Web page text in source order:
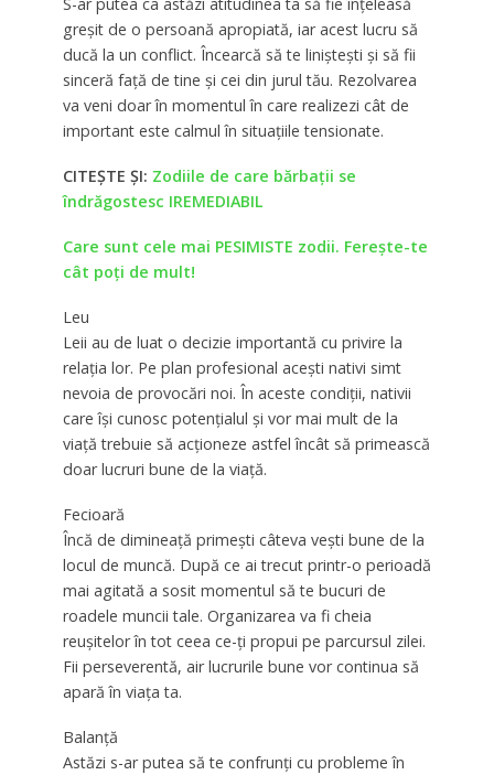
greșit de o persoană apropiată, iar acest lucru să
ducă la un conflict. Încearcă să te liniștești și să fii
sinceră față de tine și cei din jurul tău. Rezolvarea
va veni doar în momentul în care realizezi cât de
important este calmul în situațiile tensionate.
CITEȘTE ȘI: Zodiile de care bărbații se
îndrăgostesc IREMEDIABIL
Care sunt cele mai PESIMISTE zodii. Ferește-te
cât poți de mult!
Leu
Leii au de luat o decizie importantă cu privire la
relația lor. Pe plan profesional acești nativi simt
nevoia de provocări noi. În aceste condiții, nativii
care își cunosc potențialul și vor mai mult de la
viață trebuie să acționeze astfel încât să primească
doar lucruri bune de la viață.
Fecioară
Încă de dimineață primești câteva vești bune de la
locul de muncă. După ce ai trecut printr-o perioadă
mai agitată a sosit momentul să te bucuri de
roadele muncii tale. Organizarea va fi cheia
reușitelor în tot ceea ce-ți propui pe parcursul zilei.
Fii perseverentă, air lucrurile bune vor continua să
apară în viața ta.
Balanță
Astăzi s-ar putea să te confrunți cu probleme în